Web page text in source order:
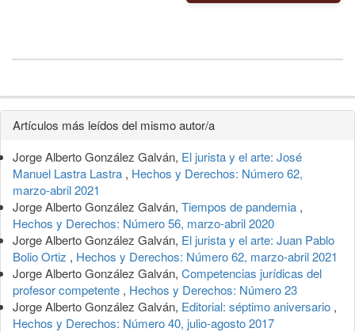
Detalles
del
artículo
Artículos más leídos del mismo autor/a
Jorge Alberto González Galván, El jurista y el arte: José
Manuel Lastra Lastra , Hechos y Derechos: Número 62,
marzo-abril 2021
Jorge Alberto González Galván, Tiempos de pandemia ,
Hechos y Derechos: Número 56, marzo-abril 2020
Jorge Alberto González Galván, El jurista y el arte: Juan Pablo
Bolio Ortiz , Hechos y Derechos: Número 62, marzo-abril 2021
Jorge Alberto González Galván, Competencias jurídicas del
profesor competente , Hechos y Derechos: Número 23
Jorge Alberto González Galván, Editorial: séptimo aniversario ,
Hechos y Derechos: Número 40, julio-agosto 2017